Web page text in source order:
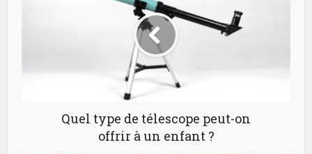
Quel type de télescope peut-on
offrir à un enfant ?